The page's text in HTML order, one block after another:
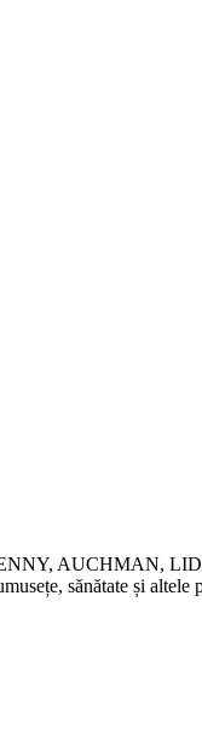
AUCHMAN,
sănătate și altele